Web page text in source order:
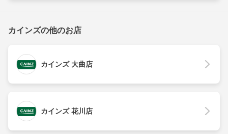
カインズの他のお店
カインズ 大曲店
カインズ 花川店